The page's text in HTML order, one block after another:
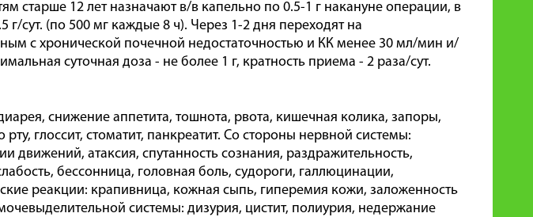
старше 12 лет назначают в/в капельно по 0.5-1 г накануне операции, в
сут. (по 500 мг каждые 8 ч). Через 1-2 дня переходят на
с хронической почечной недостаточностью и КК менее 30 мл/мин и/
суточная доза - не более 1 г, кратность приема - 2 раза/сут.
снижение аппетита, тошнота, рвота, кишечная колика, запоры,
рту, глоссит, стоматит, панкреатит. Со стороны нервной системы:
движений, атаксия, спутанность сознания, раздражительность,
бессонница, головная боль, судороги, галлюцинации,
реакции: крапивница, кожная сыпь, гиперемия кожи, заложенность
системы: дизурия, цистит, полиурия, недержание